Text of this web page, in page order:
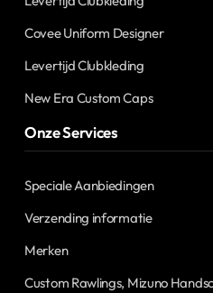
Covee Uniform Designer
Levertijd Clubkleding
New Era Custom Caps
Onze Services
Speciale Aanbiedingen
Verzending informatie
Merken
Custom Rawlings, Mizuno